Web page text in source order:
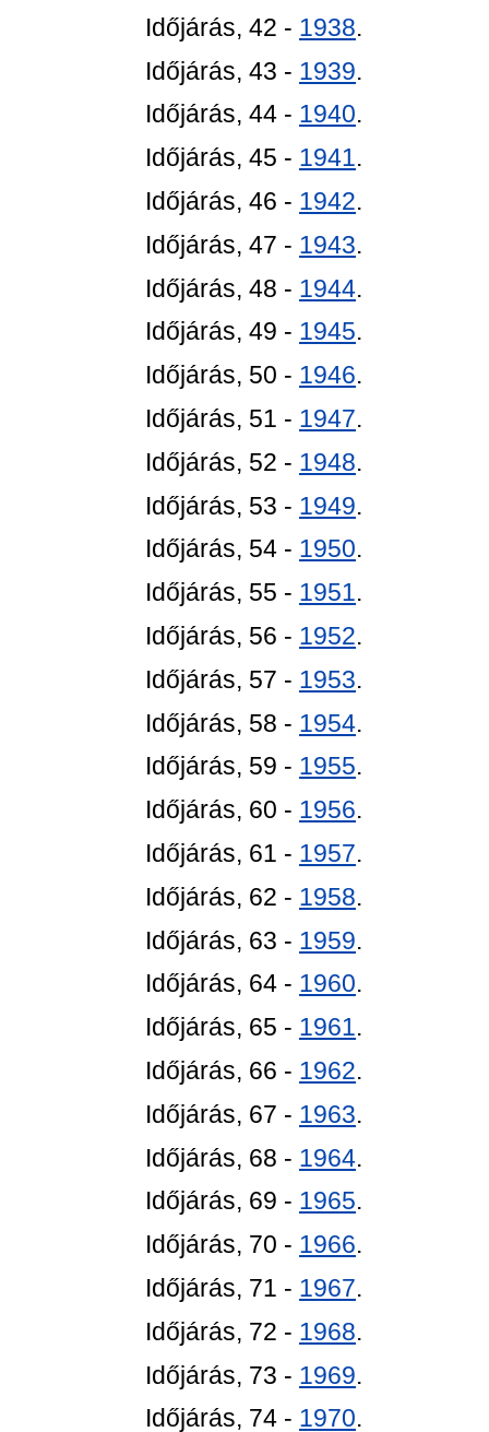
Időjárás, 42 - 1938.
Időjárás, 43 - 1939.
Időjárás, 44 - 1940.
Időjárás, 45 - 1941.
Időjárás, 46 - 1942.
Időjárás, 47 - 1943.
Időjárás, 48 - 1944.
Időjárás, 49 - 1945.
Időjárás, 50 - 1946.
Időjárás, 51 - 1947.
Időjárás, 52 - 1948.
Időjárás, 53 - 1949.
Időjárás, 54 - 1950.
Időjárás, 55 - 1951.
Időjárás, 56 - 1952.
Időjárás, 57 - 1953.
Időjárás, 58 - 1954.
Időjárás, 59 - 1955.
Időjárás, 60 - 1956.
Időjárás, 61 - 1957.
Időjárás, 62 - 1958.
Időjárás, 63 - 1959.
Időjárás, 64 - 1960.
Időjárás, 65 - 1961.
Időjárás, 66 - 1962.
Időjárás, 67 - 1963.
Időjárás, 68 - 1964.
Időjárás, 69 - 1965.
Időjárás, 70 - 1966.
Időjárás, 71 - 1967.
Időjárás, 72 - 1968.
Időjárás, 73 - 1969.
Időjárás, 74 - 1970.